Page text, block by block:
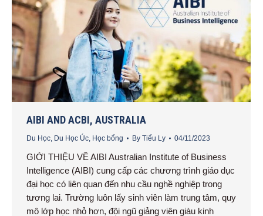
AIBI AND ACBI, AUSTRALIA
Du Học, Du Học Úc, Học bổng By Tiểu Ly 04/11/2023
GIỚI THIỆU VỀ AIBI Australian Institute of Business
Intelligence (AIBI) cung cấp các chương trình giáo dục
đại học có liên quan đến nhu cầu nghề nghiệp trong
tương lai. Trường luôn lấy sinh viên làm trung tâm, quy
mô lớp học nhỏ hơn, đội ngũ giảng viên giàu kinh